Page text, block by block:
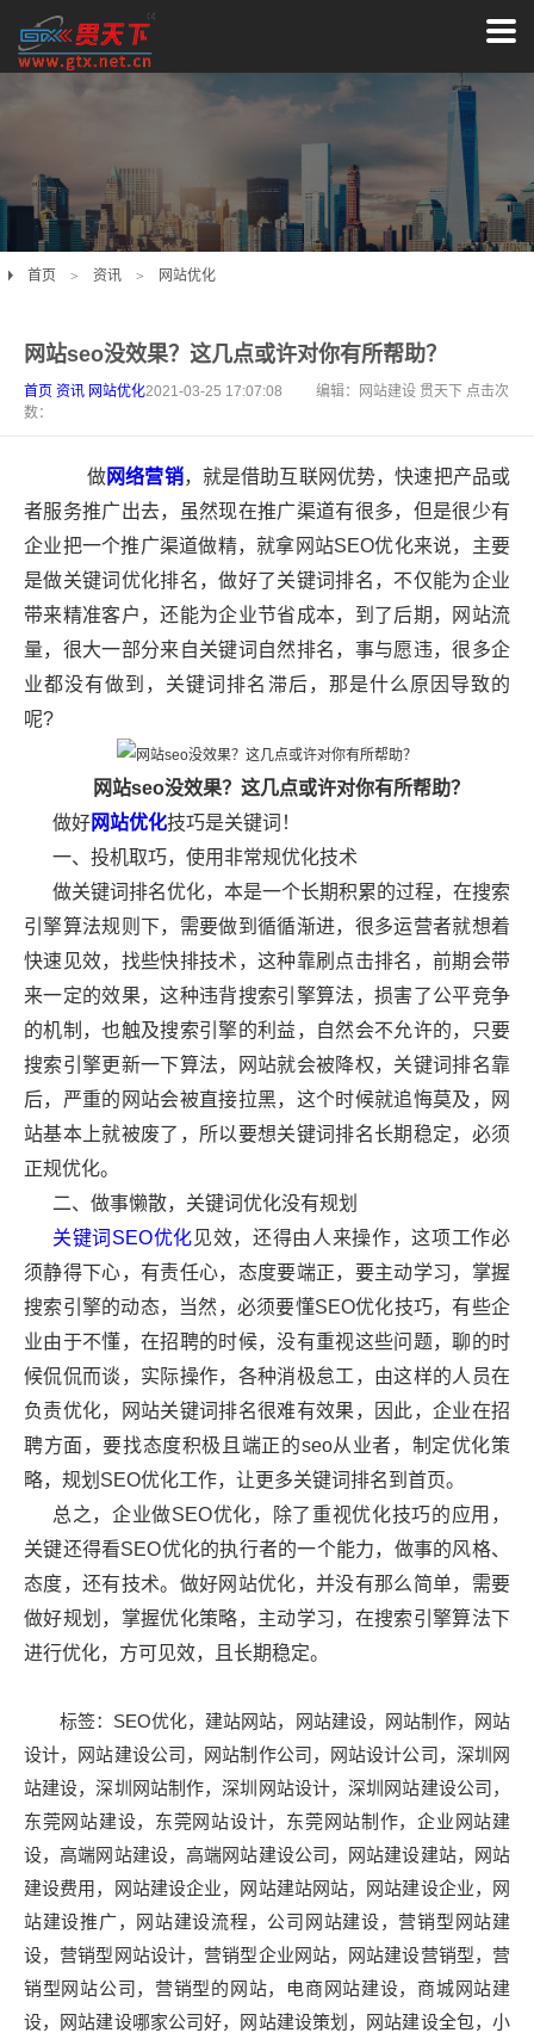
首页 资讯 网站优化
网站seo没效果？这几点或许对你有所帮助？
首页 资讯 网站优化2021-03-25 17:07:08
编辑：网站建设 贯天下 点击次
数：
做网络营销，就是借助互联网优势，快速把产品或
者服务推广出去，虽然现在推广渠道有很多，但是很少有
企业把一个推广渠道做精，就拿 网站SEO优化来说，主要
是做关键词优化排名，做好了关键词排名，不仅能为企业
带来精准客户，还能为企业节省成本，到了后期，网站流
量，很大一部分来自关键词自然排名，事与愿违，很多企
业都没有做到，关键词排名滞后，那是什么原因导致的
呢?
网站seo没效果？这几点或许对你有所帮助？
做好网站优化技巧是关键词！
一、投机取巧，使用非常规优化技术
做关键词排名优化，本是一个长期积累的过程，在搜索
引擎算法规则下，需要做到循循渐进，很多运营者就想着
快速见效，找些快排技术，这种靠刷点击排名，前期会带
来一定的效果，这种违背搜索引擎算法，损害了公平竞争
的机制，也触及搜索引擎的利益，自然会不允许的，只要
搜索引擎更新一下算法，网站就会被降权，关键词排名靠
后，严重的网站会被直接拉黑，这个时候就追悔莫及，网
站基本上就被废了，所以要想关键词排名长期稳定，必须
正规优化。
二、做事懒散，关键词优化没有规划
关键词SEO优化见效，还得由人来操作，这项工作必
须静得下心，有责任心，态度要端正，要主动学习，掌握
搜索引擎的动态，当然，必须要懂SEO优化技巧，有些企
业由于不懂，在招聘的时候，没有重视这些问题，聊的时
候侃侃而谈，实际操作，各种消极怠工，由这样的人员在
负责优化，网站关键词排名很难有效果，因此，企业在招
聘方面，要找态度积极且端正的seo从业者，制定优化策
略，规划SEO优化工作，让更多关键词排名到首页。
总之，企业做SEO优化，除了重视优化技巧的应用，
关键还得看SEO优化的执行者的一个能力，做事的风格、
态度，还有技术。做好网站优化，并没有那么简单，需要
做好规划，掌握优化策略，主动学习，在搜索引擎算法下
进行优化，方可见效，且长期稳定。
标签： SEO优化，建站网站，网站建设，网站制作，网站
设计，网站建设公司，网站制作公司，网站设计公司，深圳网
站建设，深圳网站制作，深圳网站设计，深圳网站建设公司，
东莞网站建设，东莞网站设计，东莞网站制作，企业网站建
设，高端网站建设，高端网站建设公司，网站建设建站，网站
建设费用，网站建设企业，网站建站网站，网站建设企业，网
站建设推广，网站建设流程，公司网站建设，营销型网站建
设，营销型网站设计，营销型企业网站，网站建设营销型，营
销型网站公司，营销型的网站，电商网站建设，商城网站建
设，网站建设哪家公司好，网站建设策划，网站建设全包，小